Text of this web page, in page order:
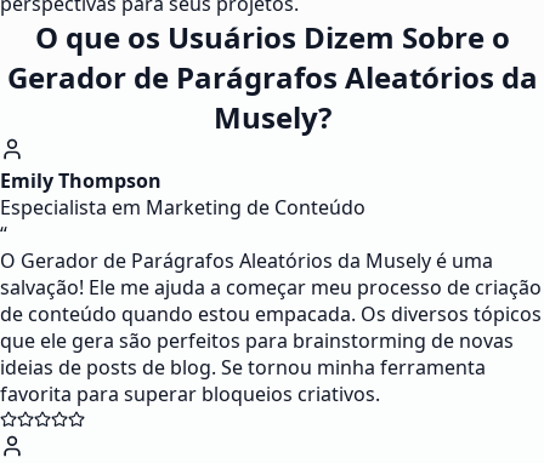
O que os Usuários Dizem Sobre o
Gerador de Parágrafos Aleatórios da
Musely?
Emily Thompson
Especialista em Marketing de Conteúdo
“
O Gerador de Parágrafos Aleatórios da Musely é uma
salvação! Ele me ajuda a começar meu processo de criação
de conteúdo quando estou empacada. Os diversos tópicos
que ele gera são perfeitos para brainstorming de novas
ideias de posts de blog. Se tornou minha ferramenta
favorita para superar bloqueios criativos.